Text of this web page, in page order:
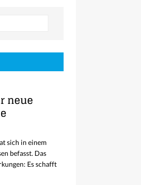
neue
sich in einem
befasst. Das
Es schafft